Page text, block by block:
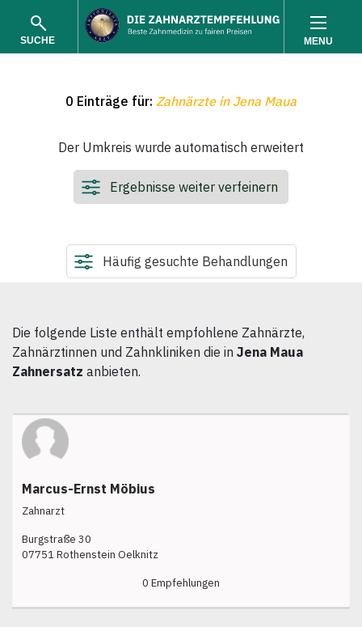
SUCHE
SUCHEN
MENU
0 Einträge für: Zahnärzte in Jena Maua
Der Umkreis wurde automatisch erweitert
Ergebnisse weiter verfeinern
Häufig gesuchte Behandlungen
Die folgende Liste enthält empfohlene Zahnärzte,
Zahnärztinnen und Zahnkliniken die in Jena Maua
Zahnersatz anbieten.
Marcus-Ernst Möbius
Zahnarzt
Burgstraße 30
07751 Rothenstein Oelknitz
0 Empfehlungen